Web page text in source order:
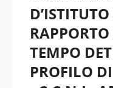
TEMPO
PROFILO